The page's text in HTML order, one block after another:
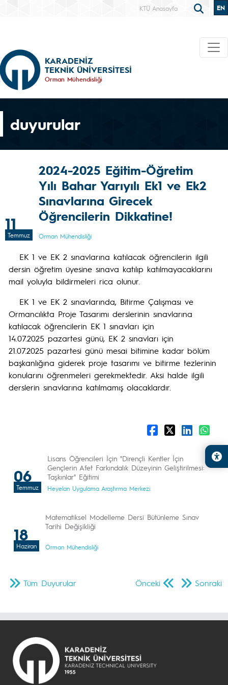
KTÜ Anasayfa EN
KARADENİZ
TEKNİK ÜNİVERSİTESİ
Orman Mühendisliği
duyurular
11
Temmuz
2024-2025 Eğitim-Öğretim
Yılı Bahar Yarıyılı Ek1 ve Ek2
Sınavlarına Girecek
Öğrencilerin Dikkatine!
Orman Mühendisliği
EK 1 ve EK 2 sınavlarına katılacak öğrencilerin ilgili
dersin öğretim üyesine sınava katılıp katılmayacaklarını
mail yoluyla bildirmeleri rica olunur.
EK 1 ve EK 2 sınavlarında, Bitirme Çalışması ve
Ormancılıkta Proje Tasarımı derslerinin sınavlarına
katılacak öğrencilerin EK 1 sınavları için
14.07.2025 pazartesi günü, EK 2 sınavları için
21.07.2025 pazartesi günü mesai bitimine kadar bölüm
başkanlığına giderek proje tasarımı ve bitirme tezlerinin
konularını öğrenmeleri gerekmektedir. Aksi halde ilgili
derslerin sınavlarına katılmamış olacaklardır.
06
Temmuz
Lisans Öğrencileri İçin "Dirençli Kentler İçin
Gençlerin Afet Farkındalık Düzeyinin Geliştirilmesi:
Taşkınlar" Eğitimi
Heyelan Uygulama Araştırma Merkezi
18
Haziran
Matematiksel Modelleme Dersi Bütünleme Sınav
Tarihi Değişikliği
Orman Mühendisliği
Önceki Sonraki
Tüm Duyurular